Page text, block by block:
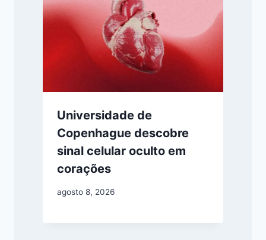
Universidade de
Copenhague descobre
sinal celular oculto em
corações
agosto 8, 2026